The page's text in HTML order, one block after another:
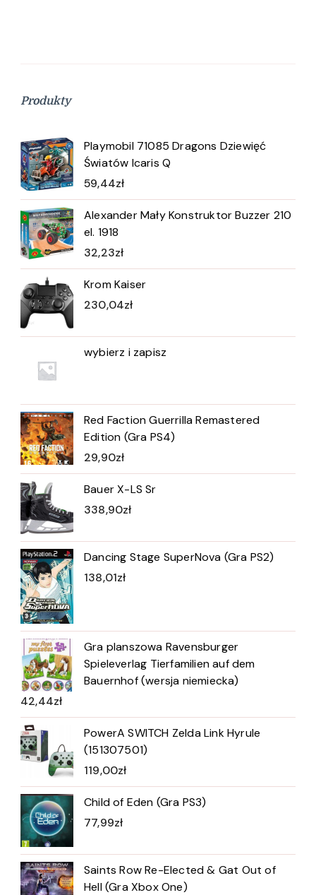
Produkty
Playmobil 71085 Dragons Dziewięć
Światów Icaris Q
59,44zł
Alexander Mały Konstruktor Buzzer 210
el. 1918
32,23zł
Krom Kaiser
230,04zł
wybierz i zapisz
Red Faction Guerrilla Remastered
Edition (Gra PS4)
29,90zł
Bauer X-LS Sr
338,90zł
Dancing Stage SuperNova (Gra PS2)
138,01zł
Gra planszowa Ravensburger
Spieleverlag Tierfamilien auf dem
Bauernhof (wersja niemiecka)
42,44zł
PowerA SWITCH Zelda Link Hyrule
(151307501)
119,00zł
Child of Eden (Gra PS3)
77,99zł
Saints Row Re-Elected & Gat Out of
Hell (Gra Xbox One)